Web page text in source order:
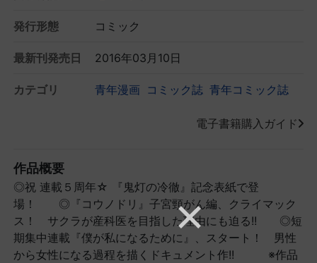
発行形態 コミック
最新刊発売日 2016年03月10日
カテゴリ 青年漫画 コミック誌 青年コミック誌
電子書籍購入ガイド
作品概要
◎祝 連載５周年☆ 『鬼灯の冷徹』記念表紙で登
場！ ◎『コウノドリ』子宮頸がん編、クライマック
ス！ サクラが産科医を目指した理由にも迫る!! ◎短
期集中連載『僕が私になるために』、スタート！ 男性
から女性になる過程を描くドキュメント作!! ※作品